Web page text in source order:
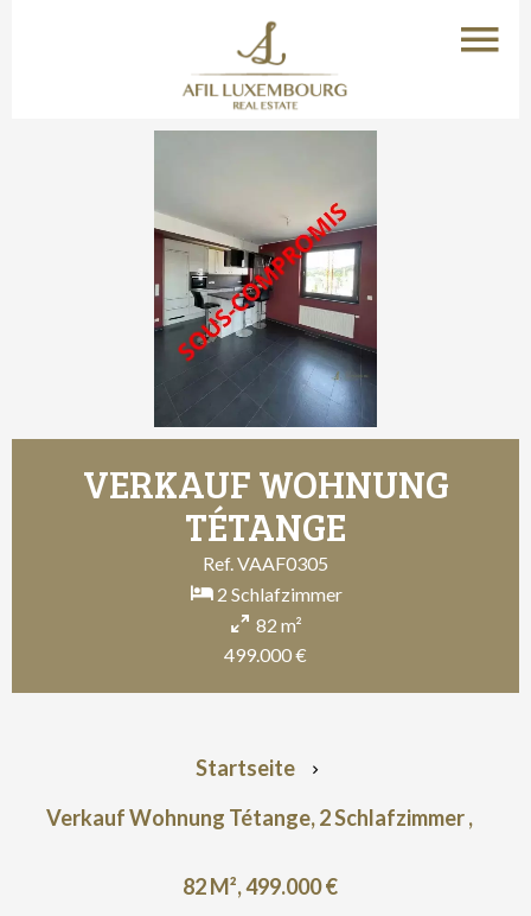
VERKAUF WOHNUNG
TÉTANGE
Ref. VAAF0305
2 Schlafzimmer
82 m²
499.000 €
Startseite
Verkauf Wohnung Tétange, 2 Schlafzimmer ,
82 M², 499.000 €